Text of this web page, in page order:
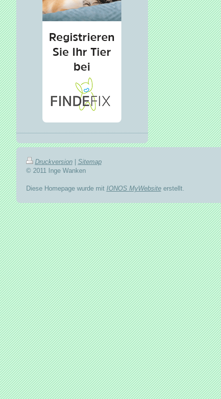
Druckversion
Sitemap
© 2011 Inge Wanken
Diese Homepage wurde mit IONOS MyWebsiteerstellt.